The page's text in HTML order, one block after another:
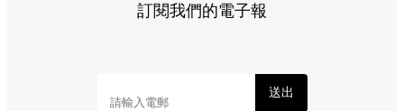
訂閱我們的電子報
送出